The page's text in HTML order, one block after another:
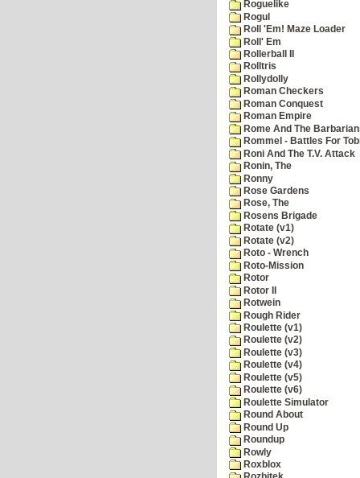
Roguelike
Rogul
Roll 'Em! Maze Loader
Roll' Em
Rollerball II
Rolltris
Rollydolly
Roman Checkers
Roman Conquest
Roman Empire
Rome And The
Rommel - Battles For
Roni And The T.V. Attack
Ronin, The
Ronny
Rose Gardens
Rose, The
Rosens Brigade
Rotate (v1)
Rotate (v2)
Roto - Wrench
Roto-Mission
Rotor
Rotor II
Rotwein
Rough Rider
Roulette (v1)
Roulette (v2)
Roulette (v3)
Roulette (v4)
Roulette (v5)
Roulette (v6)
Roulette Simulator
Round About
Round Up
Roundup
Rowly
Roxblox